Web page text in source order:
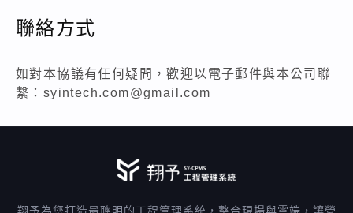
聯絡方式
如對本協議有任何疑問，歡迎以電子郵件與本公司聯
繫： syintech.com@gmail.com